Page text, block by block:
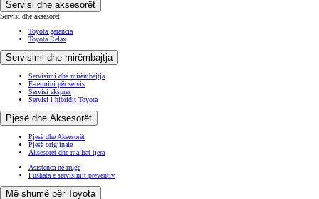
Pjesë dhe Aksesorët
Pjesë origjinale
Asistenca në rrugë
Fushata e servisimit preventiv
Më shumë për Toyota
Më shumë për Toyota
Të rejat dhe ngjarjet
Shërbimi për Klientë
Gjej një përfaqësi shitje
Vetëm në rast nevoje për asistencë rrugore - EUROCARE NR (Vendor): 0800 60066
window)
Vetëm në rast nevoje për asistencë rrugore - EUROCARE NR (Ndërkombëtar): +383 38 600 668
(Opens in new window)
(Opens in new
window)
(Opens in new
window)
(Opens in new
(Opens in new window)
(Opens in new window)